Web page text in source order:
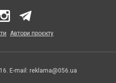
Автори проєкту
E-mail: reklama@056.ua